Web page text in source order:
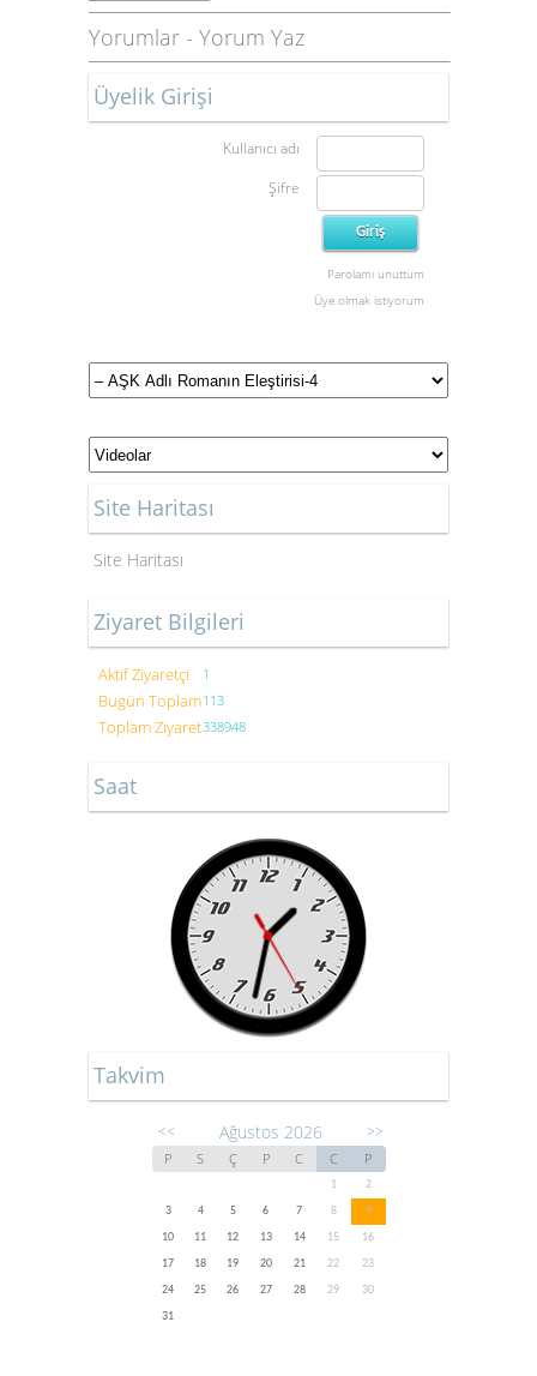
Yorumlar - Yorum Yaz
Üyelik Girişi
Kullanıcı adı
Şifre
Parolamı unuttum
Üye olmak istiyorum
Site Haritası
Site Haritası
Ziyaret Bilgileri
Aktif Ziyaretçi 1
Bugün Toplam113
Toplam Ziyaret338948
Saat
Takvim
<< Ağustos 2026 >>
P S Ç P C C P
1
2
3
4 5 6 7 8
9
10
11 12 13 14 15
16
17
18 19 20 21 22
23
24
25 26 27 28 29
30
31